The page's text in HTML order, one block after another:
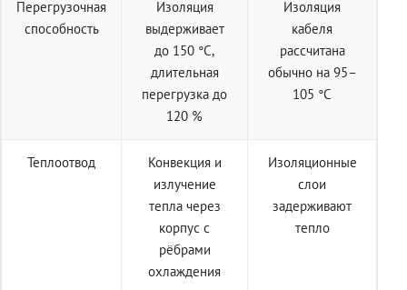
Перегрузочная
способность
Изоляция
выдерживает
до 150 °C,
длительная
перегрузка до
120 %
Изоляция
кабеля
рассчитана
обычно на 95–
105 °C
Теплоотвод
Конвекция и
излучение
тепла через
корпус с
рёбрами
охлаждения
Изоляционные
слои
задерживают
тепло